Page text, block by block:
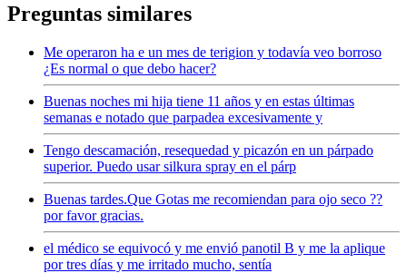
Preguntas similares
Me operaron ha e un mes de terigion y todavía veo borroso
¿Es normal o que debo hacer?
Buenas noches mi hija tiene 11 años y en estas últimas
semanas e notado que parpadea excesivamente y
Tengo descamación, resequedad y picazón en un párpado
superior. Puedo usar silkura spray en el párp
Buenas tardes.Que Gotas me recomiendan para ojo seco ??
por favor gracias.
el médico se equivocó y me envió panotil B y me la aplique
por tres días y me irritado mucho, sentía